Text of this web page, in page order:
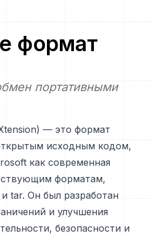
формат
портативными
— это формат
исходным кодом,
как современная
форматам,
tar. Он был разработан
и улучшения
безопасности и